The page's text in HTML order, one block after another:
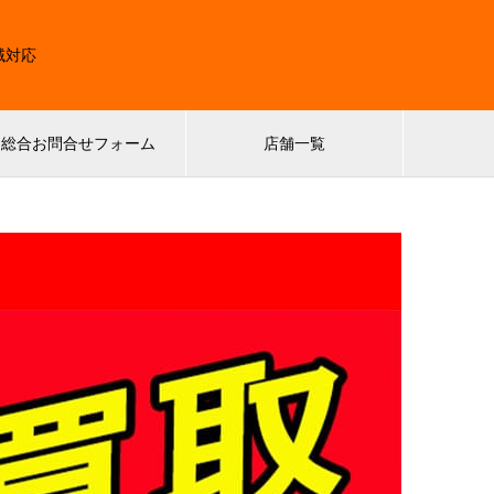
対応
総合お問合せフォーム 店舗一覧